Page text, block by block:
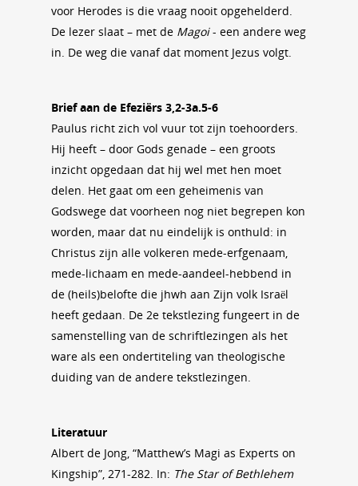
voor Herodes is die vraag nooit opgehelderd.
De lezer slaat – met de Magoi- een andere weg
in. De weg die vanaf dat moment Jezus volgt.
Brief aan de Efeziërs 3,2-3a.5-6
Paulus richt zich vol vuur tot zijn toehoorders.
Hij heeft – door Gods genade – een groots
inzicht opgedaan dat hij wel met hen moet
delen. Het gaat om een geheimenis van
Godswege dat voorheen nog niet begrepen kon
worden, maar dat nu eindelijk is onthuld: in
Christus zijn alle volkeren mede-erfgenaam,
mede-lichaam en mede-aandeel-hebbend in
de (heils)belofte die jhwh aan Zijn volk Israël
heeft gedaan. De 2e tekstlezing fungeert in de
samenstelling van de schriftlezingen als het
ware als een ondertiteling van theologische
duiding van de andere tekstlezingen.
Literatuur
Albert de Jong, “Matthew’s Magi as Experts on
Kingship”, 271-282. In: The Star of Bethlehem